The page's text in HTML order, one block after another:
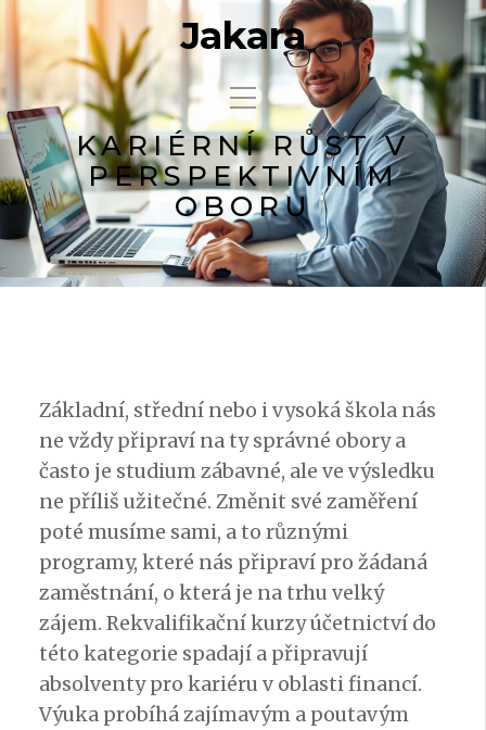
Jakara
KARIÉRNÍ RŮST V
PERSPEKTIVNÍM
OBORU
Základní, střední nebo i vysoká škola nás
ne vždy připraví na ty správné obory a
často je studium zábavné, ale ve výsledku
ne příliš užitečné. Změnit své zaměření
poté musíme sami, a to různými
programy, které nás připraví pro žádaná
zaměstnání, o která je na trhu velký
zájem. Rekvalifikační kurzy účetnictví do
této kategorie spadají a připravují
absolventy pro kariéru v oblasti financí.
Výuka probíhá zajímavým a poutavým